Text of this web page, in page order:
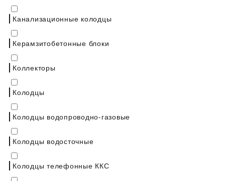
Канализационные колодцы
Керамзитобетонные блоки
Коллекторы
Колодцы
Колодцы водопроводно-газовые
Колодцы водосточные
Колодцы телефонные ККС